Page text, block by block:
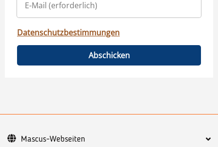
Datenschutzbestimmungen
Abschicken
Mascus-Webseiten